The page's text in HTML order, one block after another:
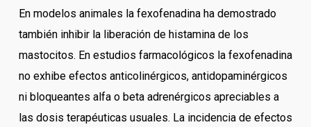
En modelos animales la fexofenadina ha demostrado
también inhibir la liberación de histamina de los
mastocitos. En estudios farmacológicos la fexofenadina
no exhibe efectos anticolinérgicos, antidopaminérgicos
ni bloqueantes alfa o beta adrenérgicos apreciables a
las dosis terapéuticas usuales. La incidencia de efectos